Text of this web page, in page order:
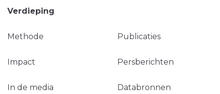
Verdieping
Methode Publicaties
Impact Persberichten
In de media Databronnen